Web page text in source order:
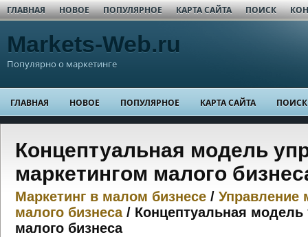
ГЛАВНАЯ НОВОЕ ПОПУЛЯРНОЕ КАРТА САЙТА ПОИСК
Markets-Web.ru
Популярно о маркетинге
ГЛАВНАЯ НОВОЕ ПОПУЛЯРНОЕ КАРТА САЙТА ПОИСК
Концептуальная модель
маркетингом малого
Маркетинг в малом бизнесе / Управление
малого бизнеса/ Концептуальная модель
малого бизнеса